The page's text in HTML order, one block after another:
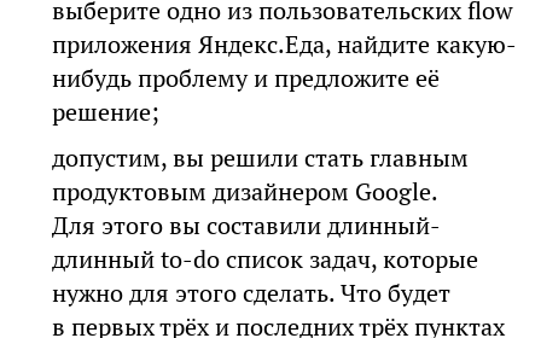
выберите одно из пользовательских flow
приложения Яндекс.Еда, найдите какую-
нибудь проблему и предложите её
решение;
допустим, вы решили стать главным
продуктовым дизайнером Google.
Для этого вы составили длинный-
длинный to-do список задач, которые
нужно для этого сделать. Что будет
в первых трёх и последних трёх пунктах